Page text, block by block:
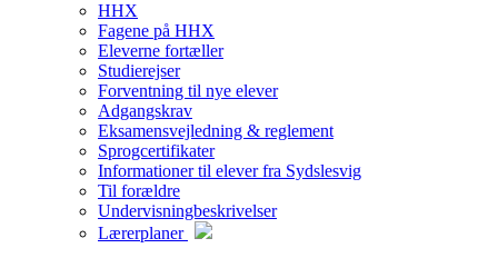
HHX
Fagene på HHX
Eleverne fortæller
Studierejser
Forventning til nye elever
Adgangskrav
Eksamensvejledning & reglement
Sprogcertifikater
Informationer til elever fra Sydslesvig
Til forældre
Undervisningbeskrivelser
Lærerplaner